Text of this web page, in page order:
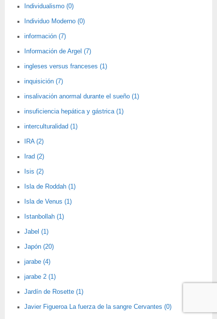
Individualismo (0)
Individuo Moderno (0)
información (7)
Información de Argel (7)
ingleses versus franceses (1)
inquisición (7)
insalivación anormal durante el sueño (1)
insuficiencia hepática y gástrica (1)
interculturalidad (1)
IRA (2)
Irad (2)
Isis (2)
Isla de Roddah (1)
Isla de Venus (1)
Istanbollah (1)
Jabel (1)
Japón (20)
jarabe (4)
jarabe 2 (1)
Jardín de Rosette (1)
Javier Figueroa La fuerza de la sangre Cervantes (0)